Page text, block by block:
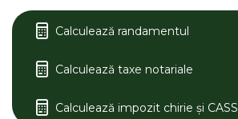
Compartimentare:
Parter:
-baie 5,10 mp
-bucatarie 10,50 mp
Calculează randamentul
Calculează taxe notariale
Calculează impozit chirie și CASS